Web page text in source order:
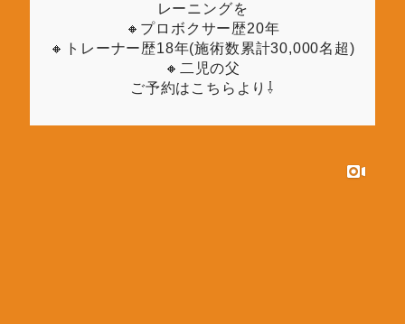
レーニングを
🔸プロボクサー歴20年
🔸トレーナー歴18年(施術数累計30,000名超)
🔸二児の父
ご予約はこちらより⇩